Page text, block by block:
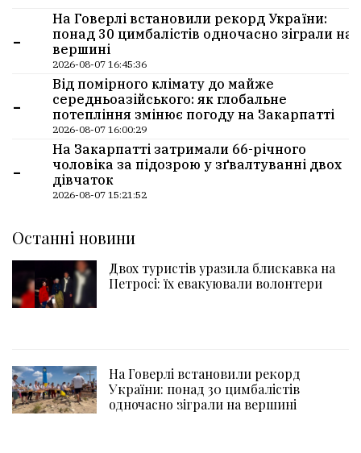
-
На Говерлі встановили рекорд України:
понад 30 цимбалістів одночасно зіграли на
вершині
2026-08-07 16:45:36
-
Від помірного клімату до майже
середньоазійського: як глобальне
потепління змінює погоду на Закарпатті
2026-08-07 16:00:29
-
На Закарпатті затримали 66-річного
чоловіка за підозрою у зґвалтуванні двох
дівчаток
2026-08-07 15:21:52
Останні новини
Двох туристів уразила блискавка на
Петросі: їх евакуювали волонтери
На Говерлі встановили рекорд
України: понад 30 цимбалістів
одночасно зіграли на вершині